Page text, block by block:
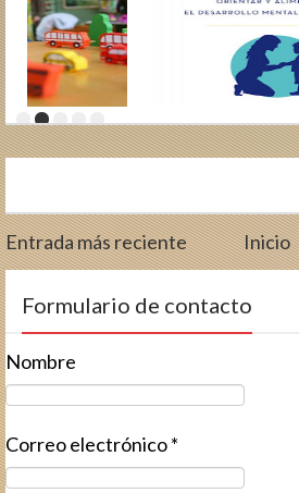
Entrada más reciente Inicio
Formulario de contacto
Nombre
Correo electrónico*